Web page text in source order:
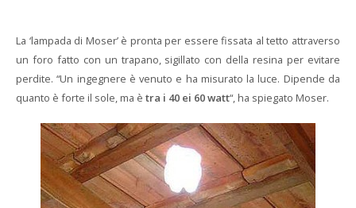
La ‘lampada di Moser’ è pronta per essere fissata al tetto attraverso
un foro fatto con un trapano, sigillato con della resina per evitare
perdite. “Un ingegnere è venuto e ha misurato la luce. Dipende da
quanto è forte il sole, ma è tra i 40 ei 60 watt“, ha spiegato Moser.